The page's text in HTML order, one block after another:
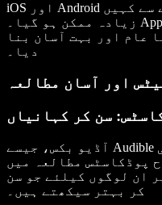
iOS اور Android ڈیوائسز آنے سے مطالعہ پہلے سے کہیں
زیادہ ممکن ہو گیا۔ Apple Books اور Google Play Books
عام اور بہت آسان بنا
دیا۔
اور آسان مطالعہ
سن کر کہانیاں
آڈیو بکس، جیسے Audible پر، نے مصروفیات کے ساتھ بھی
پوڈکاسٹس مطالعہ میں
ان لوگوں کیلئے جو سن
کر بہتر سیکھتے ہیں۔